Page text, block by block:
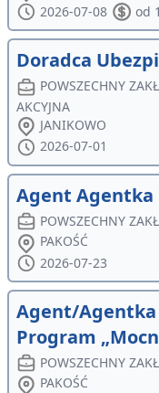
2026-07-08
od
Doradca
POWSZECHNY
AKCYJNA
JANIKOWO
2026-07-01
Agent Agentka
POWSZECHNY
PAKOŚĆ
2026-07-23
Agent/Agentka
Program
POWSZECHNY
PAKOŚĆ